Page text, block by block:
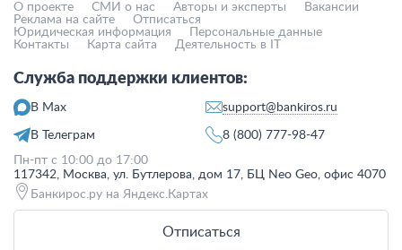
О проекте СМИ о нас Авторы и эксперты
Вакансии
Реклама на сайте
Отписаться
Юридическая информация
Персональные данные
Контакты
Карта сайта Деятельность в IT
Служба поддержки клиентов:
В Max
В Телеграм
support@bankiros.ru
8 (800) 777-98-47
Пн-пт с 10:00 до 17:00
117342, Москва, ул. Бутлерова, дом 17, БЦ Neo Geo, офис 4070
Банкирос.ру на Яндекс.Картах
Отписаться